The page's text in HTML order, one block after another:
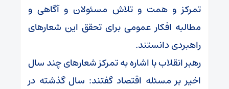
تمرکز و همت و تلاش مسئولان و آگاهی و
مطالبه افکار عمومی برای تحقق این شعارهای
راهبردی دانستند.
رهبر انقلاب با اشاره به تمرکز شعارهای چند سال
اخیر بر مسئله اقتصاد گفتند: سال گذشته در